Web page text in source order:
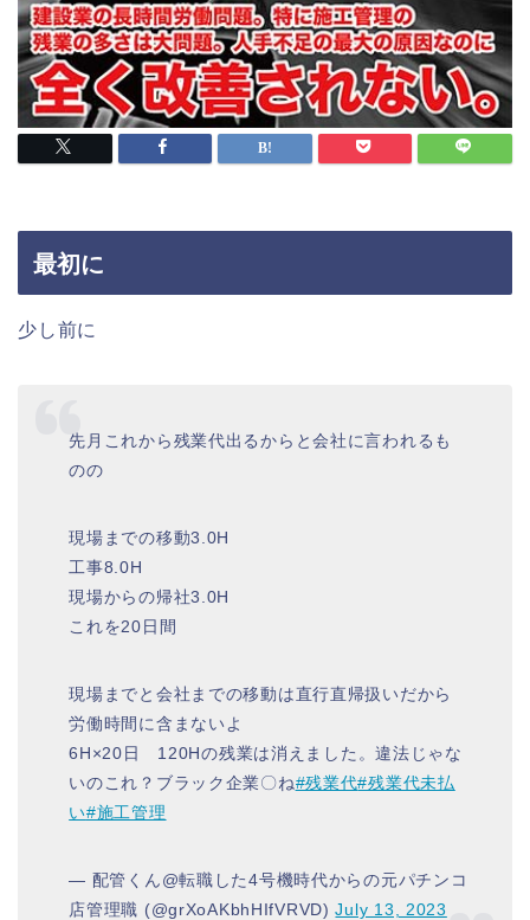
最初に
少し前に
先月これから残業代出るからと会社に言われるも
のの
現場までの移動3.0H
工事8.0H
現場からの帰社3.0H
これを20日間
現場までと会社までの移動は直行直帰扱いだから
労働時間に含まないよ
6H×20日 120Hの残業は消えました。違法じゃな
いのこれ？ブラック企業〇ね#残業代#残業代未払
い#施工管理
— 配管くん@転職した4号機時代からの元パチンコ
店管理職 (@grXoAKbhHIfVRVD)July 13, 2023